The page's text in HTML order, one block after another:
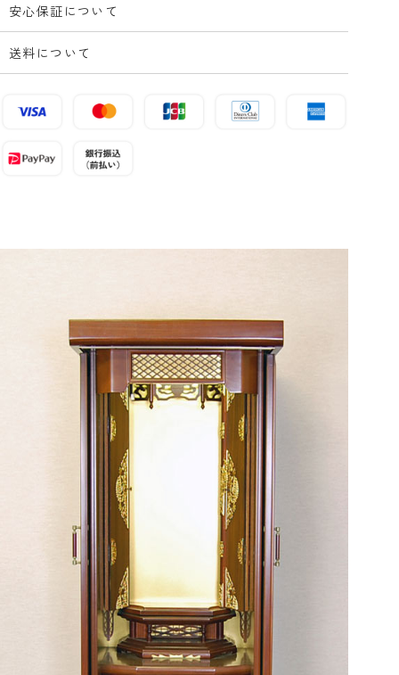
安心保証について
送料について